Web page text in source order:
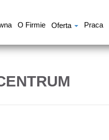
O Firmie Oferta Praca